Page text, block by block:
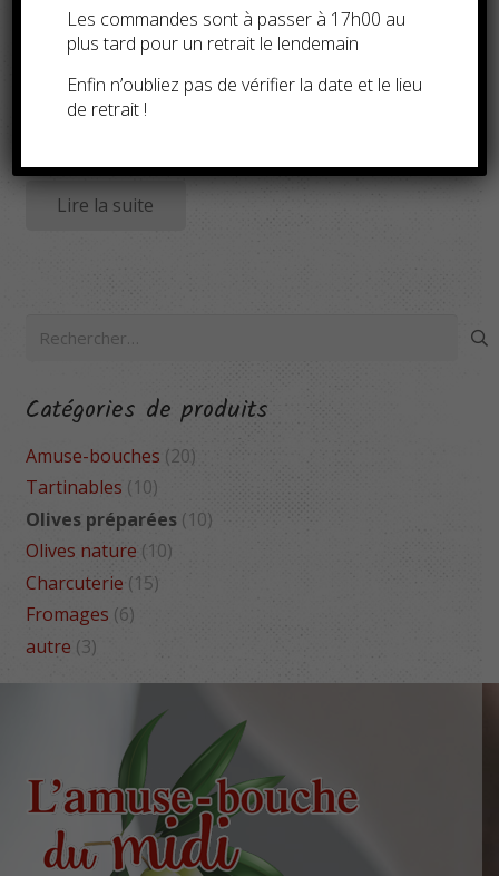
Plateau apéritif style 1
Lire la suite
Catégories de produits
Amuse-bouches (20)
Tartinables (10)
Olives préparées (10)
Olives nature (10)
Charcuterie (15)
Fromages (6)
autre (3)
Les commandes sont à passer à 17h00 au
plus tard pour un retrait le lendemain
Enfin n’oubliez pas de vérifier la date et le lieu
de retrait !